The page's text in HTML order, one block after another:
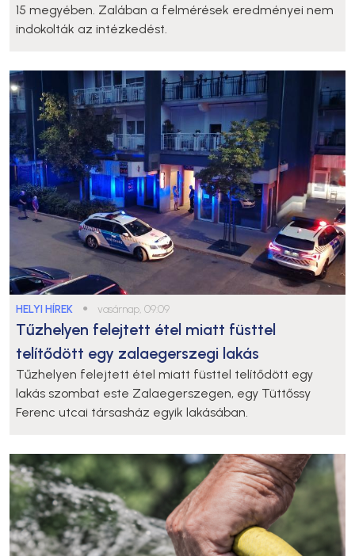
15 megyében. Zalában a felmérések eredményei nem
indokolták az intézkedést.
HELYI HÍREK ● vasárnap, 09:09
Tűzhelyen felejtett étel miatt füsttel
telítődött egy zalaegerszegi lakás
Tűzhelyen felejtett étel miatt füsttel telítődött egy
lakás szombat este Zalaegerszegen, egy Tüttőssy
Ferenc utcai társasház egyik lakásában.